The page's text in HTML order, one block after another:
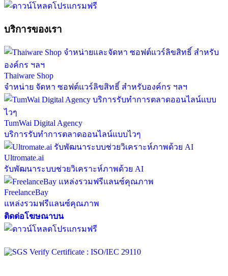
บริการของเรา
Thaiware Shop
จำหน่าย จัดหา ซอฟต์แวร์ลิขสิทธิ์ สำหรับองค์กร ฯลฯ
TumWai Digital Agency
บริการรับทำการตลาดออนไลน์แบบไวๆ
Ultromate.ai
รับพัฒนาระบบช่วยวิเคราะห์ภาพด้วย AI
FreelanceBay
แหล่งรวมฟรีแลนซ์คุณภาพ
ติดต่อโฆษณาบน